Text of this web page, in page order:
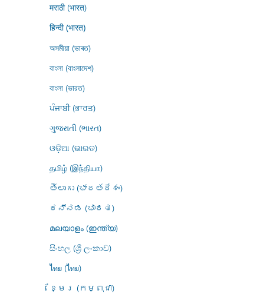
मराठी (भारत)
हिन्दी (भारत)
অসমীয়া (ভাৰত)
বাংলা (বাংলাদেশ)
বাংলা (ভারত)
ਪੰਜਾਬੀ (ਭਾਰਤ)
ગુજરાતી (ભારત)
ଓଡ଼ିଆ (ଭାରତ)
தமிழ் (இந்தியா)
తెలుగు (భారతదేశం)
ಕನ್ನಡ (ಭಾರತ)
മലയാളം (ഇന്ത്യ)
සිංහල (ශ්‍රී ලංකාව)
ไทย (ไทย)
ខ្មែរ (កម្ពុជា)